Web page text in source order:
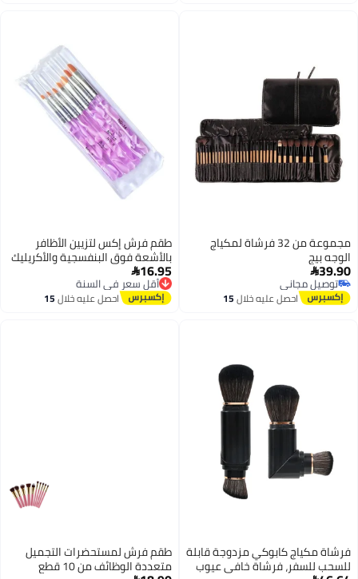
مجموعة من 32 فرشاة لمكياج
الوجه بيج
39.90
توصيل مجاني
توصيل مجانياحصل عليه خلال15
طقم فرش إكس لتزيين الأظافر
بالأشعة فوق البنفسجية والأكريليك
من 7 قطع 16.95
أقل سعر في السنة
توصيل مجاني
أقل سعر في السنة
احصل عليه خلال15
فرشاة مكياج كابوكي مزدوجة قابلة
للسحب للسفر، فرشاة خافي عيوب
طقم فرش لمستحضرات التجميل
متعددة الوظائف من 10 قطع